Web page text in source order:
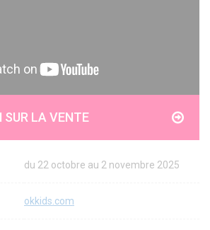
LA VENTE
du 22 octobre au 2 novembre 2025
okkids.com